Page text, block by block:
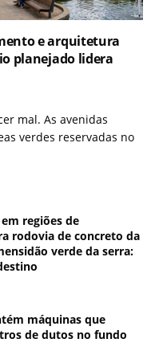
e arquitetura
planejado lidera
mal. As avenidas
verdes reservadas no
regiões de
rodovia de concreto da
verde da serra:
máquinas que
de dutos no fundo